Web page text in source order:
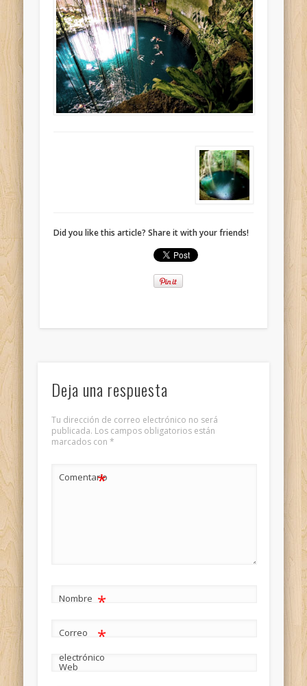
Did you like this article? Share it with your friends!
Deja una respuesta
Tu dirección de correo electrónico no será
publicada. Los campos obligatorios están
marcados con *
Comentario
*
Nombre *
Correo
electrónico
*
Web